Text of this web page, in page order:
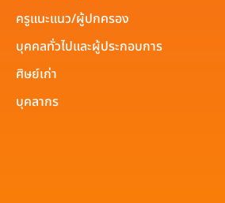
ครูแนะแนว/ผู้ปกครอง
บุคคลทั่วไปและผู้ประกอบการ
ศิษย์เก่า
บุคลากร